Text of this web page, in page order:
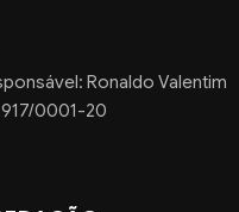
Ronaldo Valentim
0001-20